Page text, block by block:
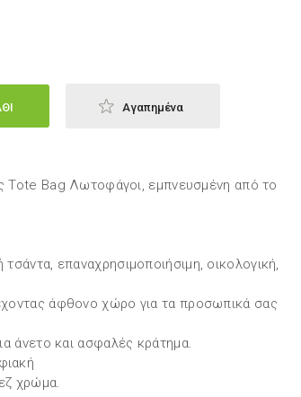
Αγαπημένα
Tote Bag Λωτοφάγοι, εμπνευσμένη από το
επαναχρησιμοποιήσιμη, οικολογική,
άφθονο χώρο για τα προσωπικά σας
άνετο και ασφαλές κράτημα.
χρώμα.